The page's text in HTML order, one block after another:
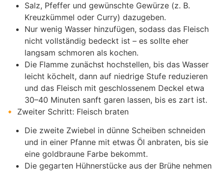
Salz, Pfeffer und gewünschte Gewürze (z. B.
Kreuzkümmel oder Curry) dazugeben.
Nur wenig Wasser hinzufügen, sodass das Fleisch
nicht vollständig bedeckt ist – es sollte eher
langsam schmoren als kochen.
Die Flamme zunächst hochstellen, bis das Wasser
leicht köchelt, dann auf niedrige Stufe reduzieren
und das Fleisch mit geschlossenem Deckel etwa
30–40 Minuten sanft garen lassen, bis es zart ist.
🔸 Zweiter Schritt: Fleisch braten
Die zweite Zwiebel in dünne Scheiben schneiden
und in einer Pfanne mit etwas Öl anbraten, bis sie
eine goldbraune Farbe bekommt.
Die gegarten Hühnerstücke aus der Brühe nehmen